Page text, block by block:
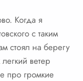
Когда я
с таким
стоял на берегу
ветер
про громкие